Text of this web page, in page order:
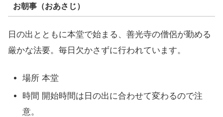
お朝事（おあさじ）
日の出とともに本堂で始まる、善光寺の僧侶が勤める
厳かな法要。毎日欠かさずに行われています。
場所 本堂
時間 開始時間は日の出に合わせて変わるので注
意。